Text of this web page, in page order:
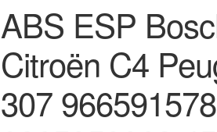
ABS ESP
Citroën C4
307